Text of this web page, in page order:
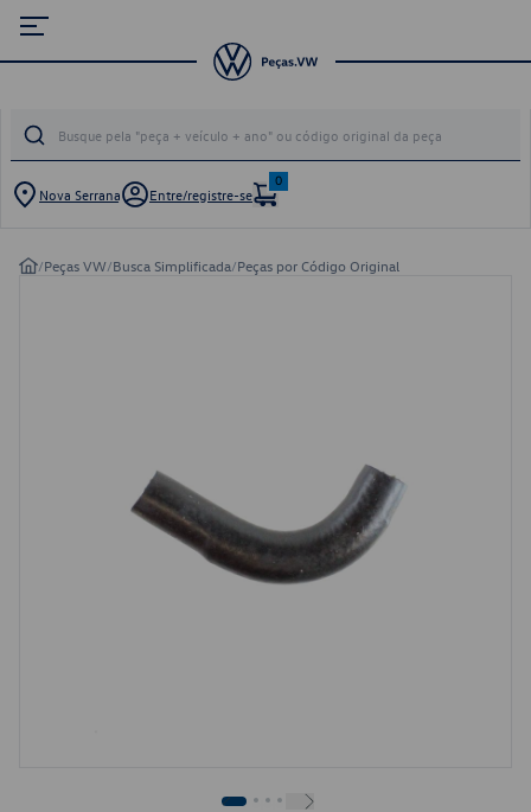
Nova Serrana Entre/registre-se
0
/Peças VW/Busca Simplificada/Peças por Código Original